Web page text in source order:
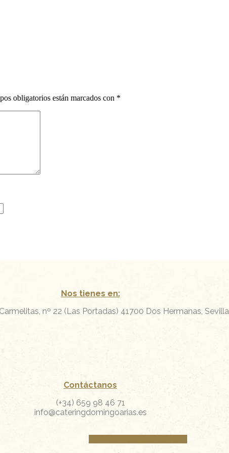
obligatorios están marcados con *
Nos tienes en:
nº 22 (Las Portadas) 41700 Dos Hermanas, Sevilla
Contáctanos
(+34) 659 98 46 71
info@cateringdomingoarias.es